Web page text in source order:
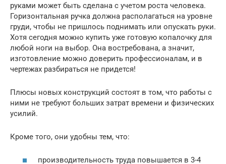
руками может быть сделана с учетом роста человека.
Горизонтальная ручка должна располагаться на уровне
груди, чтобы не пришлось поднимать или опускать руки.
Хотя сегодня можно купить уже готовую копалочку для
любой ноги на выбор. Она востребована, а значит,
изготовление можно доверить профессионалам, и в
чертежах разбираться не придется!
Плюсы новых конструкций состоят в том, что работы с
ними не требуют больших затрат времени и физических
усилий.
Кроме того, они удобны тем, что:
производительность труда повышается в 3-4